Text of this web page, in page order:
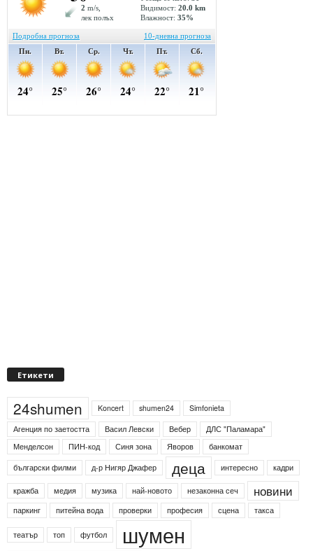
Етикети
24shumen Koncert shumen24
Simfonieta
Агенция по заетостта
Васил Левски Вебер
ДЛС "Паламара"
Менделсон
ПИН-код Синя зона Яворов
банкомат
български филми
д-р Нигяр Джафер деца интересно кадри
кражба медия музика най-новото незаконна сеч новини
паркинг питейна вода проверки професия сцена такса
театър топ футбол шумен